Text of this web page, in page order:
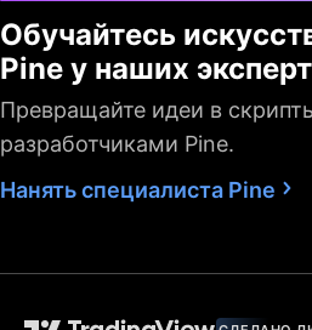
Обучайтесь
Pine у наших
Превращайте идеи в
разработчиками Pine.
Нанять специалиста Pine